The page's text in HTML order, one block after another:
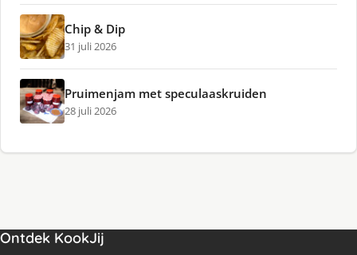
Chip & Dip
31 juli 2026
Pruimenjam met speculaaskruiden
28 juli 2026
Ontdek KookJij